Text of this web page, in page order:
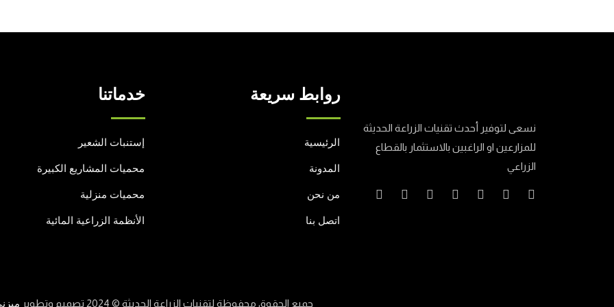
نسعى لتوفير أحدث تقنيات الزراعة الحديثة
للمزارعين او الراغبين بالاستثمار بالقطاع
الزراعي
روابط سريعة
الرئيسية
المدونة
من نحن
اتصل بنا
خدماتنا
إستنبات الشعير
محميات المشاريع الكبيرة
محميات منزلية
الأنظمة الزراعية المائية
جميع الحقوق محفوظة لتقنيات الزراعة الحديثة © 2024 تصميم وتطوير